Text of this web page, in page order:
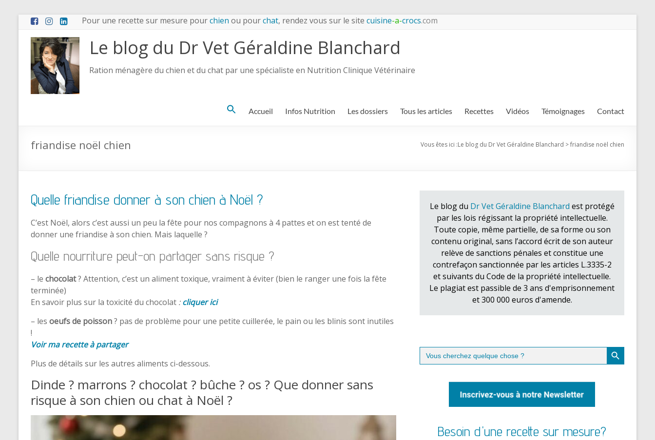
Pour une recette sur mesure pourchien ou pourchat, rendez vous sur le site cuisine-a-crocs.com
Le blog du Dr Vet Géraldine Blanchard
Ration ménagère du chien et du chat par une spécialiste en Nutrition Clinique Vétérinaire
Search Accueil Infos Nutrition Les dossiers Tous les articles Recettes Vidéos Témoignages Contact
friandise noël chien Vous êtes ici :Le blog du Dr Vet Géraldine Blanchard >friandise noël chien
Quelle friandise donner à son chien à Noël ?
C’est Noël, alors c’est aussi un peu la fête pour nos compagnons à 4 pattes et on est tenté de
donner une friandise à son chien. Mais laquelle ?
Quelle nourriture peut-on partager sans risque ?
– le chocolat? Attention, c’est un aliment toxique, vraiment à éviter (bien le ranger une fois la fête
terminée)
En savoir plus sur la toxicité du chocolat :cliquer ici
– les oeufs de poisson? pas de problème pour une petite cuillerée, le pain ou les blinis sont inutiles
!
Voir ma recette à partager
Plus de détails sur les autres aliments ci-dessous.
Dinde ? marrons ? chocolat ? bûche ? os ? Que donner sans
risque à son chien ou chat à Noël ?
Le blog du Dr Vet Géraldine Blanchard est protégé
par les lois régissant la propriété intellectuelle.
Toute copie, même partielle, de sa forme ou son
contenu original, sans l’accord écrit de son auteur
relève de sanctions pénales et constitue une
contrefaçon sanctionnée par les articles L.3335-2
et suivants du Code de la propriété intellectuelle.
Le plagiat est passible de 3 ans d'emprisonnement
et 300 000 euros d'amende.
Search
for:
Search Button
Besoin d'une recette sur mesure?